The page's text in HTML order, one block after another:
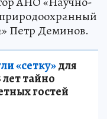
Петр Деминов.
«сетку»для
тайно
гостей